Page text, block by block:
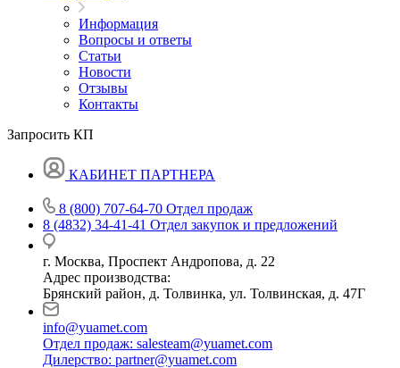
Информация
Вопросы и ответы
Статьи
Новости
Отзывы
Контакты
Запросить КП
КАБИНЕТ ПАРТНЕРА
8 (800) 707-64-70 Отдел продаж
8 (4832) 34-41-41 Отдел закупок и предложений
г. Москва, Проспект Андропова, д. 22
Адрес производства:
Брянский район, д. Толвинка, ул. Толвинская, д. 47Г
info@yuamet.com
Отдел продаж: salesteam@yuamet.com
Дилерство: partner@yuamet.com